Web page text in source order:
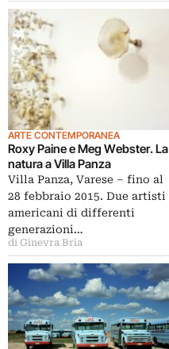
ARTE CONTEMPORANEA
Roxy Paine e Meg Webster. La
natura a Villa Panza
Villa Panza, Varese – fino al
28 febbraio 2015. Due artisti
americani di differenti
generazioni…
di Ginevra Bria